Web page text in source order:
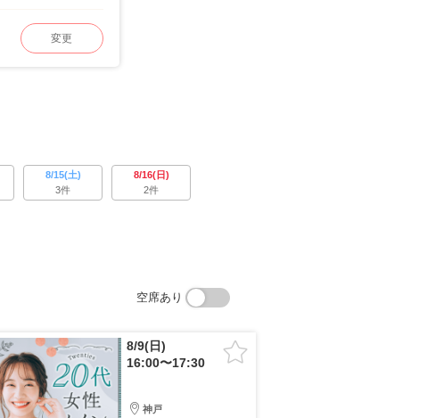
変更
8/15(土)
3件
8/16(日)
2件
空席あり
8/9(日)
16:00〜17:30
神戸